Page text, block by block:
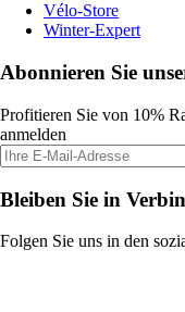
Vélo-Store
Winter-Expert
Abonnieren Sie
Profitieren Sie von 10%
anmelden
Bleiben Sie in
Folgen Sie uns in den